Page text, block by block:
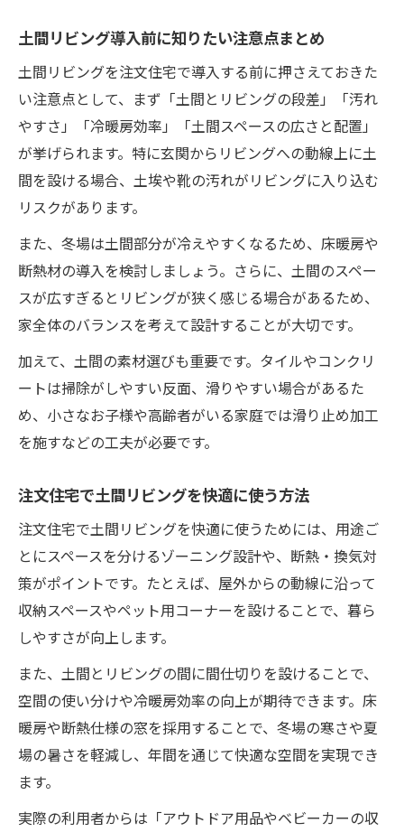
土間リビング導入前に知りたい注意点まとめ
土間リビングを注文住宅で導入する前に押さえておきた
い注意点として、まず「土間とリビングの段差」「汚れ
やすさ」「冷暖房効率」「土間スペースの広さと配置」
が挙げられます。特に玄関からリビングへの動線上に土
間を設ける場合、土埃や靴の汚れがリビングに入り込む
リスクがあります。
また、冬場は土間部分が冷えやすくなるため、床暖房や
断熱材の導入を検討しましょう。さらに、土間のスペー
スが広すぎるとリビングが狭く感じる場合があるため、
家全体のバランスを考えて設計することが大切です。
加えて、土間の素材選びも重要です。タイルやコンクリ
ートは掃除がしやすい反面、滑りやすい場合があるた
め、小さなお子様や高齢者がいる家庭では滑り止め加工
を施すなどの工夫が必要です。
注文住宅で土間リビングを快適に使う方法
注文住宅で土間リビングを快適に使うためには、用途ご
とにスペースを分けるゾーニング設計や、断熱・換気対
策がポイントです。たとえば、屋外からの動線に沿って
収納スペースやペット用コーナーを設けることで、暮ら
しやすさが向上します。
また、土間とリビングの間に間仕切りを設けることで、
空間の使い分けや冷暖房効率の向上が期待できます。床
暖房や断熱仕様の窓を採用することで、冬場の寒さや夏
場の暑さを軽減し、年間を通じて快適な空間を実現でき
ます。
実際の利用者からは「アウトドア用品やベビーカーの収